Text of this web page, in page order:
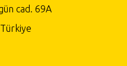
cad. 69A